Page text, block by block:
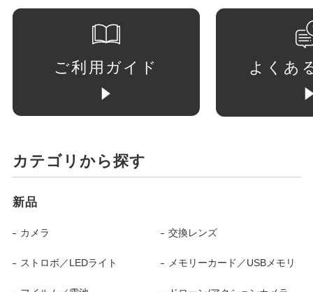
ご利用ガイド よくあ
カテゴリから探す
新品
カメラ 交換レンズ
ストロボ／LEDライト メモリーカード／USBメモリ